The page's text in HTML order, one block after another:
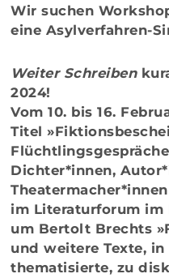
Wir suchen
eine Asylverfahren-
Weiter Schreiben
2024!
Vom 10. bis 16.
Titel
Dichter*innen,
im Literaturforum im
um Bertolt Brechts
und weitere Texte, in
thematisierte, zu